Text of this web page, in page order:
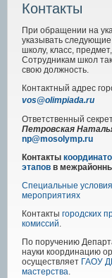
Контакты
При обращении на
указывать
школу, класс,
Сотрудникам школ
свою должность.
Контактный адрес
vos@olimpiada.ru
Ответственный
Петровская
np@mosolymp.ru
Контакты
этапов в
Специальные
мероприятиях
Контакты городских
комиссий.
По поручению
науки координацию
осуществляет ГАОУ
мастерства.